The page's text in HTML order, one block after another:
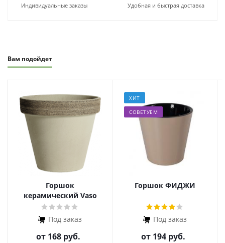
Индивидуальные заказы Удобная и быстрая доставка
Вам подойдет
Горшок
керамический Vaso
Graffiato
Под заказ
от 168 руб.
ХИТ
СОВЕТУЕМ
Горшок ФИДЖИ
Под заказ
от 194 руб.